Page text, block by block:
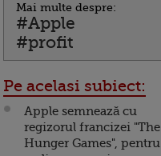
Mai multe despre:
#Apple
#profit
Pe acelasi subiect:
Apple semnează cu
regizorul francizei "The
Hunger Games", pentru